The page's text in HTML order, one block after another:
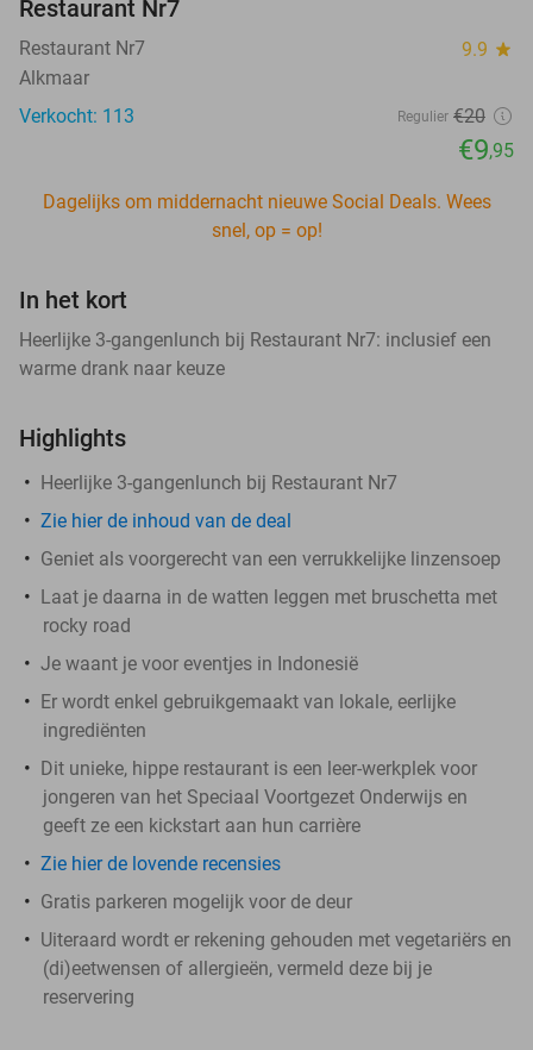
Restaurant Nr7
Restaurant Nr7 9.9 star
Alkmaar
Verkocht: 113
Regulier €20
€9,95
Dagelijks om middernacht nieuwe Social Deals. Wees
snel, op = op!
In het kort
Heerlijke 3-gangenlunch bij Restaurant Nr7: inclusief een
warme drank naar keuze
Highlights
Heerlijke 3-gangenlunch bij Restaurant Nr7
Zie hier de inhoud van de deal
Geniet als voorgerecht van een verrukkelijke linzensoep
Laat je daarna in de watten leggen met bruschetta met
rocky road
Je waant je voor eventjes in Indonesië
Er wordt enkel gebruikgemaakt van lokale, eerlijke
ingrediënten
Dit unieke, hippe restaurant is een leer-werkplek voor
jongeren van het Speciaal Voortgezet Onderwijs en
geeft ze een kickstart aan hun carrière
Zie hier de lovende recensies
Gratis parkeren mogelijk voor de deur
Uiteraard wordt er rekening gehouden met vegetariërs en
(di)eetwensen of allergieën, vermeld deze bij je
reservering